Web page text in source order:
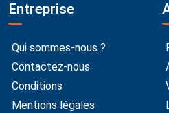
Entreprise
Qui sommes-nous ?
Contactez-nous
Conditions
Mentions légales